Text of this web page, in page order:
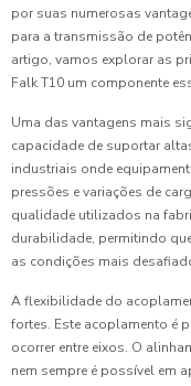
por suas numerosas
para a transmissão de
artigo, vamos explorar as
Falk T10 um componente
Uma das vantagens mais
capacidade de suportar
industriais onde
pressões e variações de
qualidade utilizados na
durabilidade, permitindo
as condições mais
A flexibilidade do
fortes. Este acoplamento é
ocorrer entre eixos. O
nem sempre é possível em